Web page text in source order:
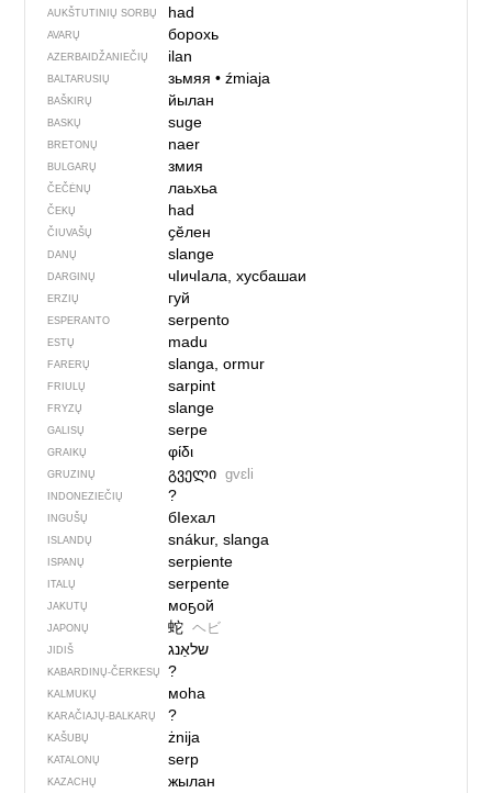
AUKŠTUTINIŲ SORBŲ had
AVARŲ борохь
AZERBAIDŽANIEČIŲ ilan
BALTARUSIŲ зьмяя• źmiaja
BAŠKIRŲ йылан
BASKŲ suge
BRETONŲ naer
BULGARŲ змия
ČEČĖNŲ лаьхьа
ČEKŲ had
ČIUVAŠŲ ҫӗлен
DANŲ slange
DARGINŲ чIичIала, хусбашаи
ERZIŲ гуй
ESPERANTO serpento
ESTŲ madu
FARERŲ slanga, ormur
FRIULŲ sarpint
FRYZŲ slange
GALISŲ serpe
GRAIKŲ φίδι
GRUZINŲ გველი gvɛli
INDONEZIEČIŲ ?
INGUŠŲ бIехал
ISLANDŲ snákur, slanga
ISPANŲ serpiente
ITALŲ serpente
JAKUTŲ моҕой
JAPONŲ 蛇 ヘビ
JIDIŠ
KABARDINŲ-ČERKESŲ ?
KALMUKŲ моһа
KARAČIAJŲ-BALKARŲ ?
KAŠUBŲ żnija
KATALONŲ serp
KAZACHŲ жылан